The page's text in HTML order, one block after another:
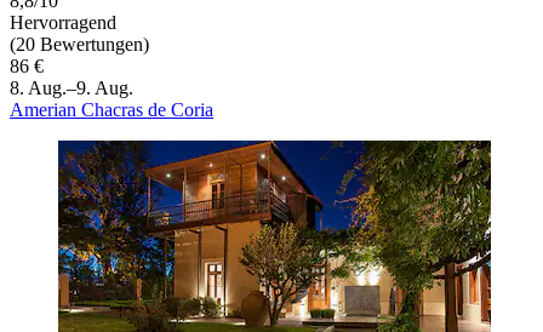
Hervorragend
(20 Bewertungen)
86 €
8. Aug.–9. Aug.
Amerian Chacras de Coria